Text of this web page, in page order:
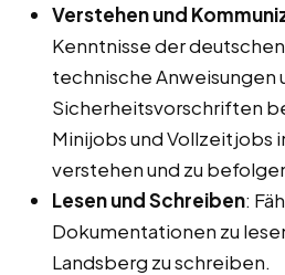
Verstehen und
Kenntnisse der
technische Anweisungen
Sicherheitsvorschriften
Minijobs und Vollzeitjobs
verstehen und zu
Lesen und Schreiben:
Dokumentationen zu
Landsberg zu schreiben.